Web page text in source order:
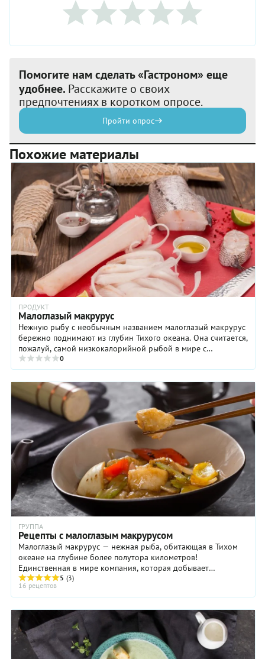
Помогите нам сделать «Гастроном» еще
удобнее. Расскажите о своих
предпочтениях в коротком опросе.
Пройти опрос
Похожие материалы
ПРОДУКТ
Малоглазый макрурус
Нежную рыбу с необычным названием малоглазый макрурус
бережно поднимают из глубин Тихого океана. Она считается,
пожалуй, самой низкокалорийной рыбой в мире с
полноценным составом ...
0
ГРУППА
Рецепты с малоглазым макрурусом
Малоглазый макрурус — нежная рыба, обитающая в Тихом
океане на глубине более полутора километров!
Единственная в мире компания, которая добывает
макруруса большими объемами — Дальневосточный ...
5 (3)
16 рецептов